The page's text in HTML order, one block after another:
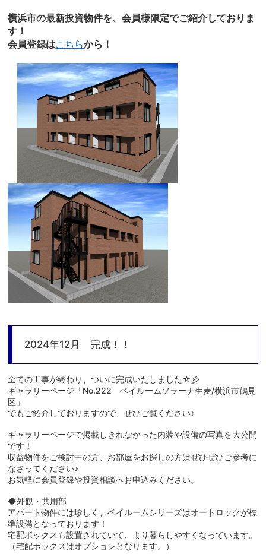
横浜市の最新投資物件を、会員様限定でご紹介しておりま
す！
会員登録はこちらから！
2024年12月 完成！！
全ての工事が終わり、ついに完成いたしました☆彡
ギャラリーページ「No.222 ベイルームソラーナ生麦/横浜市鶴見
区」
でもご紹介しておりますので、ぜひご覧ください♪
ギャラリーページで掲載しきれなかった内装や設備の写真を大公開
です！
収益物件をご検討中の方、お部屋をお探しの方はぜひぜひご参考に
なさってください♪
お気軽に会員登録や投資相談へお申込みください。
◆外観・共用部
アパート物件には珍しく、ベイルームシリーズはオートロックが標
準設備となっております！
宅配ボックスも設置されていて、より暮らしやすくなっています。
（宅配ボックスはオプションとなります。）